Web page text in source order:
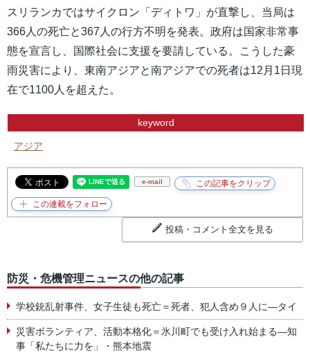
スリランカではサイクロン「ディトワ」が直撃し、当局は
366人の死亡と367人の行方不明を発表。政府は国家非常事
態を宣言し、国際社会に支援を要請している。こうした豪
雨災害により、東南アジアと南アジアでの死者は12月1日現
在で1100人を超えた。
keyword
アジア
e-mail
投稿・コメント全文を見る
防災・危機管理ニュースの他の記事
学校銃乱射事件、女子生徒も死亡＝死者、犯人含め９人に―タイ
災害ボランティア、活動本格化＝氷川町でも受け入れ始まる―知
事「私たちに力を」・熊本地震